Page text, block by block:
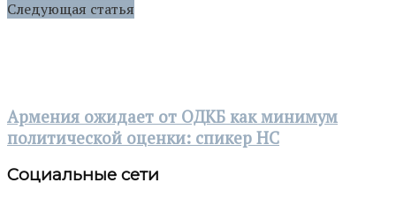
Следующая статья
Армения ожидает от ОДКБ как минимум
политической оценки: спикер НС
Социальные сети